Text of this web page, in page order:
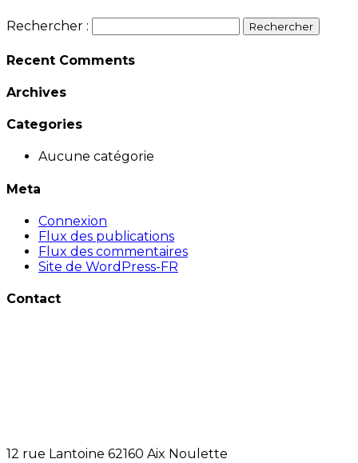
Rechercher :
Recent Comments
Archives
Categories
Aucune catégorie
Meta
Connexion
Flux des publications
Flux des commentaires
Site de WordPress-FR
Contact
12 rue Lantoine 62160 Aix Noulette